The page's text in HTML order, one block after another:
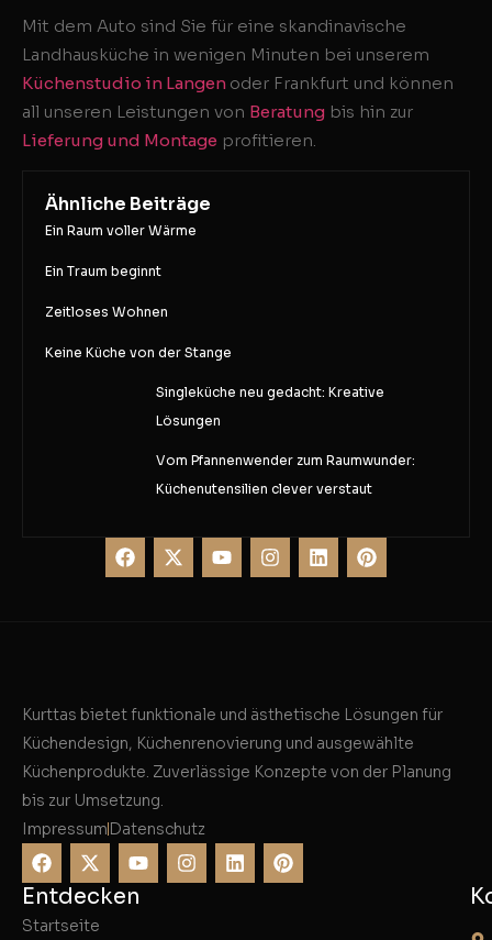
Mit dem Auto sind Sie für eine skandinavische
Landhausküche in wenigen Minuten bei unserem
Küchenstudio in Langen oder Frankfurt und können
all unseren Leistungen von Beratung bis hin zur
Lieferung und Montage profitieren.
Ähnliche Beiträge
Ein Raum voller Wärme
Ein Traum beginnt
Zeitloses Wohnen
Keine Küche von der Stange
Singleküche neu gedacht: Kreative
Lösungen
Vom Pfannenwender zum Raumwunder:
Küchenutensilien clever verstaut
Kurttas bietet funktionale und ästhetische Lösungen für
Küchendesign, Küchenrenovierung und ausgewählte
Küchenprodukte. Zuverlässige Konzepte von der Planung
bis zur Umsetzung.
Impressum Datenschutz
Entdecken
Startseite